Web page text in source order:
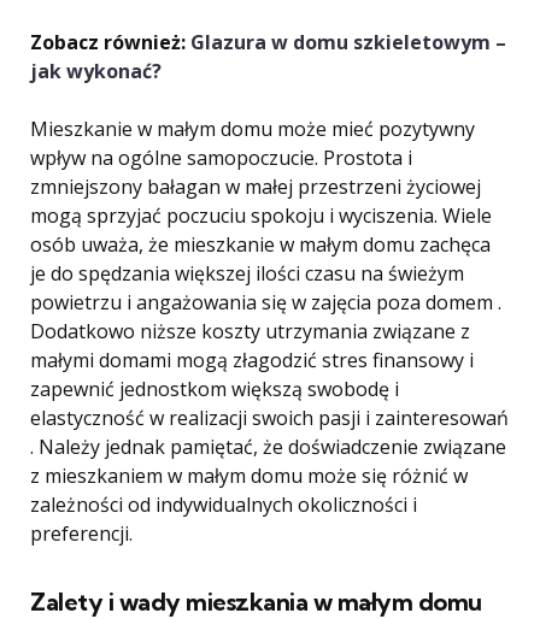
Zobacz również: Glazura w domu szkieletowym –
jak wykonać?
Mieszkanie w małym domu może mieć pozytywny
wpływ na ogólne samopoczucie. Prostota i
zmniejszony bałagan w małej przestrzeni życiowej
mogą sprzyjać poczuciu spokoju i wyciszenia. Wiele
osób uważa, że ​​mieszkanie w małym domu zachęca
je do spędzania większej ilości czasu na świeżym
powietrzu i angażowania się w zajęcia poza domem .
Dodatkowo niższe koszty utrzymania związane z
małymi domami mogą złagodzić stres finansowy i
zapewnić jednostkom większą swobodę i
elastyczność w realizacji swoich pasji i zainteresowań
. Należy jednak pamiętać, że doświadczenie związane
z mieszkaniem w małym domu może się różnić w
zależności od indywidualnych okoliczności i
preferencji.
Zalety i wady mieszkania w małym domu